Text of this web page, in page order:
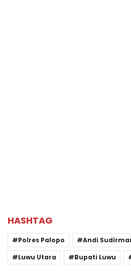
HASHTAG
Polres Palopo
Andi
Luwu Utara
Bupati Luwu